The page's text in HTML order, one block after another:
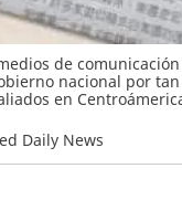
de
nacional por
en
Daily News